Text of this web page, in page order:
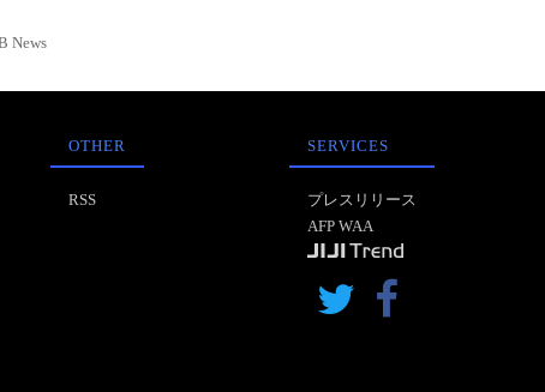
News
OTHER
RSS
SERVICES
プレスリリース
AFP WAA